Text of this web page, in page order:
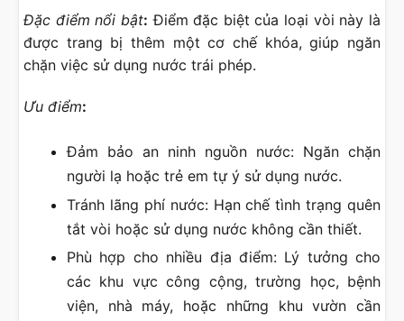
Đặc điểm nổi bật: Điểm đặc biệt của loại vòi này là
được trang bị thêm một cơ chế khóa, giúp ngăn
chặn việc sử dụng nước trái phép.
Ưu điểm:
Đảm bảo an ninh nguồn nước: Ngăn chặn
người lạ hoặc trẻ em tự ý sử dụng nước.
Tránh lãng phí nước: Hạn chế tình trạng quên
tắt vòi hoặc sử dụng nước không cần thiết.
Phù hợp cho nhiều địa điểm: Lý tưởng cho
các khu vực công cộng, trường học, bệnh
viện, nhà máy, hoặc những khu vườn cần